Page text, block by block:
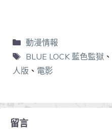
動漫情報
BLUE LOCK 藍色監獄 、
人版 、 電影
留言